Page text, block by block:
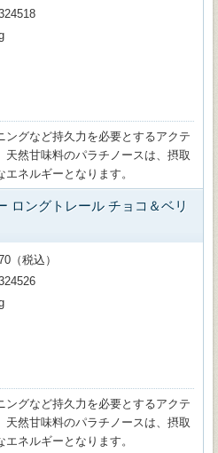
グなど持久力を必要とするアクテ
天然甘味料のパラチノースは、摂取
ネルギーとなります。
ロングトレール チョコ＆ベリ
（税込）
グなど持久力を必要とするアクテ
天然甘味料のパラチノースは、摂取
ネルギーとなります。